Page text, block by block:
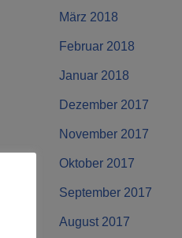
März 2018
Februar 2018
Januar 2018
Dezember 2017
November 2017
Oktober 2017
September 2017
August 2017